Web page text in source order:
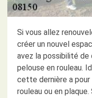
Si vous allez
créer un nouvel
avez la possibilité de
pelouse en rouleau.
cette dernière a pour
rouleau ou en